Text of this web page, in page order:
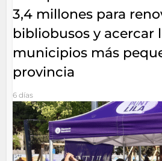
3,4 millones para
bibliobusos y acercar
municipios más
provincia
6 días